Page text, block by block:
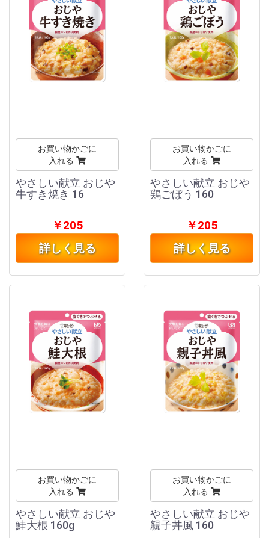
お買い物かごに
入れる
やさしい献立 おじや
牛すき焼き 16
￥205
詳しく見る
お買い物かごに
入れる
やさしい献立 おじや
鶏ごぼう 160
￥205
詳しく見る
お買い物かごに
入れる
やさしい献立 おじや
鮭大根 160g
お買い物かごに
入れる
やさしい献立 おじや
親子丼風 160